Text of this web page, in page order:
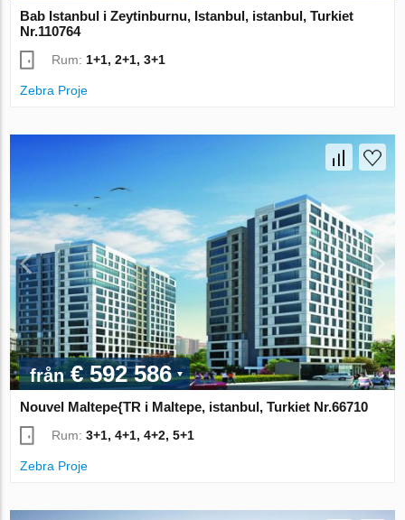
Bab Istanbul i Zeytinburnu, Istanbul, istanbul, Turkiet
Nr.110764
Rum: 1+1, 2+1, 3+1
Zebra Proje
från€ 592 586
Nouvel Maltepe{TR i Maltepe, istanbul, Turkiet Nr.66710
Rum:3+1, 4+1, 4+2, 5+1
Zebra Proje